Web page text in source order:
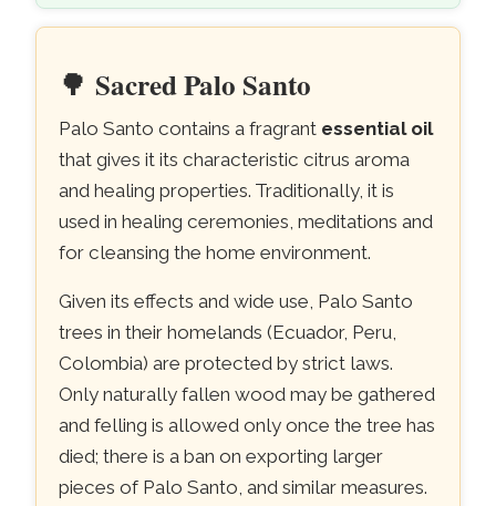
🌳Sacred Palo Santo
Palo Santo contains a fragrant essential oil
that gives it its characteristic citrus aroma
and healing properties. Traditionally, it is
used in healing ceremonies, meditations and
for cleansing the home environment.
Given its effects and wide use, Palo Santo
trees in their homelands (Ecuador, Peru,
Colombia) are protected by strict laws.
Only naturally fallen wood may be gathered
and felling is allowed only once the tree has
died; there is a ban on exporting larger
pieces of Palo Santo, and similar measures.